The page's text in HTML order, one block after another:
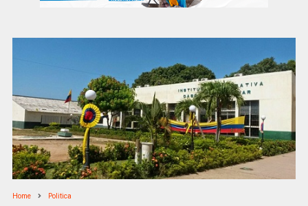
Home Politica